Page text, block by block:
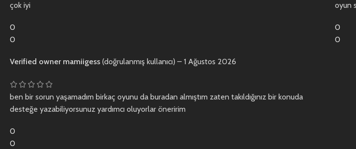
çok iyi
0
0
oyun
0
0
Verified owner mamiigess (doğrulanmış kullanıcı) – 1 Ağustos 2026
ben bir sorun yaşamadım birkaç oyunu da buradan almıştım zaten takıldığınız bir konuda
desteğe yazabiliyorsunuz yardımcı oluyorlar öneririm
0
0